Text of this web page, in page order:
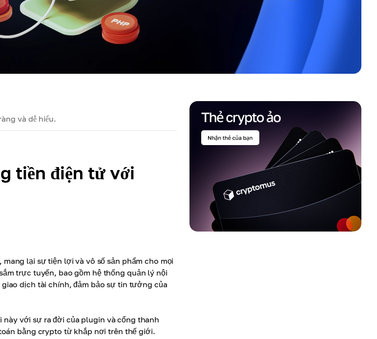
và dễ hiểu.
tiền điện tử với
lại sự tiện lợi và vô số sản phẩm cho mọi
trực tuyến, bao gồm hệ thống quản lý nội
dịch tài chính, đảm bảo sự tin tưởng của
với sự ra đời của plugin và cổng thanh
bằng crypto từ khắp nơi trên thế giới.